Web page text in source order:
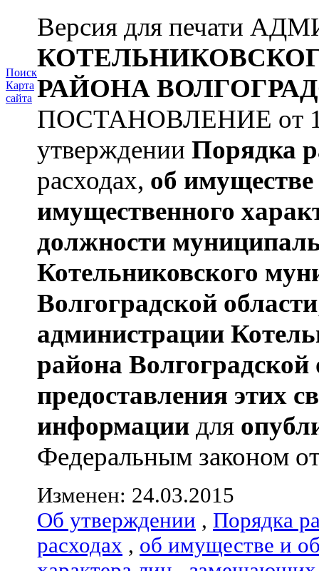
Поиск
Карта
сайта
Версия для печати
РАЙОНА
ПОСТАНОВЛЕНИЕ от
утверждении Порядка
расходах, об имуществе
имущественного
должности
Котельниковского
Волгоградской области
администрации
района Волгоградской
предоставления этих
информации для
Федеральным законом
Изменен: 24.03.2015
Об утверждении , Порядка
расходах , об имуществе и